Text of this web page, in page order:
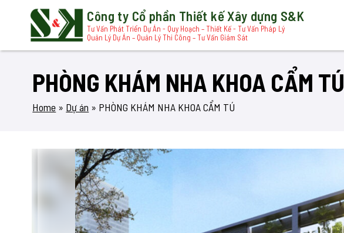
Công ty Cổ phần Thiết kế Xây dựng S&K
Tư Vấn Phát Triển Dự Án - Quy Hoạch – Thiết Kế - Tư Vấn Pháp Lý
Quản Lý Dự Án – Quản Lý Thi Công – Tư Vấn Giám Sát
PHÒNG KHÁM NHA KHOA CẨM TÚ
Home » Dự án » PHÒNG KHÁM NHA KHOA CẨM TÚ